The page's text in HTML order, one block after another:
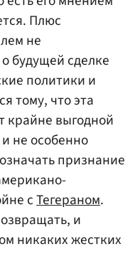
Плюс
не
будущей сделке
политики и
тому, что эта
крайне выгодной
не особенно
признание
сТегераном.
и
никаких жестких